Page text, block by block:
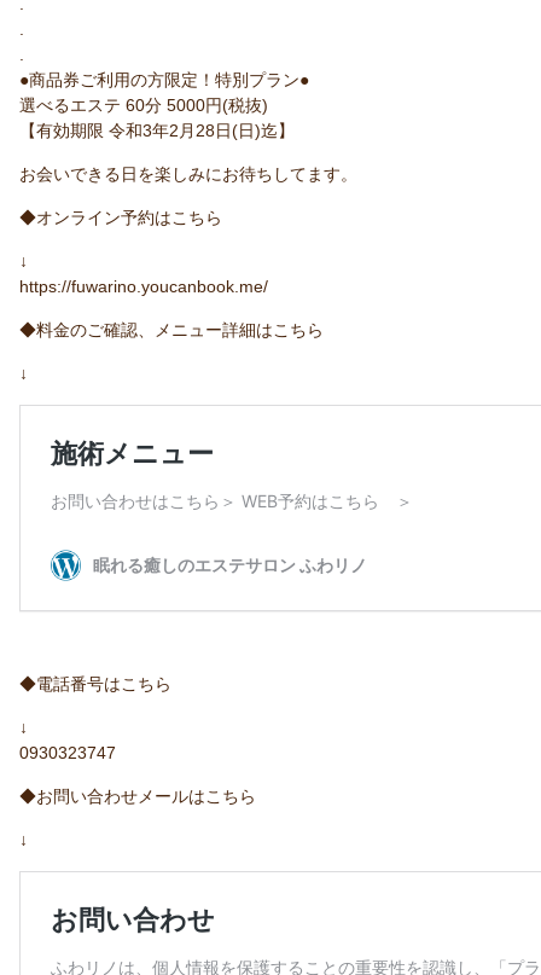
●商品券ご利用の方限定！特別プラン●
選べるエステ 60分 5000円(税抜)
【有効期限 令和3年2月28日(日)迄】
お会いできる日を楽しみにお待ちしてます。
◆オンライン予約はこちら
↓
https://fuwarino.youcanbook.me/
◆料金のご確認、メニュー詳細はこちら
↓
◆電話番号はこちら
↓
0930323747
◆お問い合わせメールはこちら
↓